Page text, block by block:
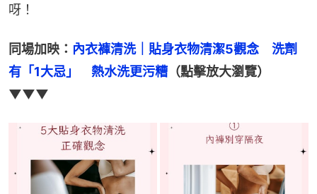
呀！
同場加映： 內衣褲清洗｜貼身衣物清潔5觀念　洗劑
有「1大忌」　熱水洗更污糟 （點擊放大瀏覽）
▼▼▼